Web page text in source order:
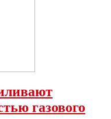
газового